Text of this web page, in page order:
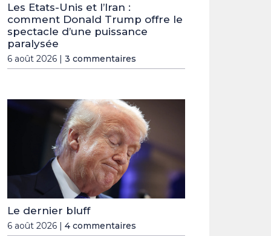
Les Etats-Unis et l’Iran :
comment Donald Trump offre le
spectacle d’une puissance
paralysée
6 août 2026 | 3 commentaires
Le dernier bluff
6 août 2026 | 4 commentaires